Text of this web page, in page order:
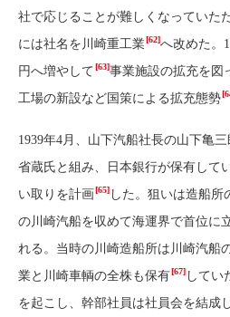
社で応じることが難しくなっていた
には社名を川崎重工業 [62]へ改めた。
円へ増やして [63]事業施設の拡充を図
工場の新設など国策による拡充態勢
1939年4月、山下汽船社長の山下亀
省蔵氏と組み、日本銀行が保有して
い取りを計画 [65] した。狙いは造船所
の川崎汽船を収めて海運界で首位に
れる。当時の川崎造船所は川崎汽船
業と川崎車輌の全株も保有 [67] してい
を起こし、幹部社員は社員会を結成